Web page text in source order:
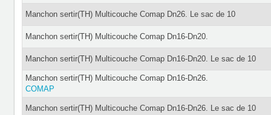
Manchon sertir(TH) Multicouche Comap Dn26. Le sac de 10
Manchon sertir(TH) Multicouche Comap Dn16-Dn20.
Manchon sertir(TH) Multicouche Comap Dn16-Dn20. Le sac de 10
Manchon sertir(TH) Multicouche Comap Dn16-Dn26.
COMAP
Manchon sertir(TH) Multicouche Comap Dn16-Dn26. Le sac de 10